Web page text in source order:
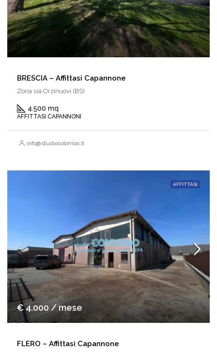
BRESCIA – Affittasi Capannone
Zona via Orzinuovi (BS)
4.500 mq
AFFITTASI CAPANNONI
info@studiocolombo.it
AFFITTASI
€ 4.000 / mese
FLERO – Affittasi Capannone